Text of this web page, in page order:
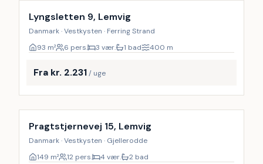
Lyngsletten 9, Lemvig
Danmark · Vestkysten · Ferring Strand
93 m² 6 pers. 3 vær. 1 bad 400 m
Fra kr. 2.231/ uge
Inkl. rengøring
Pragtstjernevej 15, Lemvig
Danmark · Vestkysten · Gjellerodde
149 m² 12 pers. 4 vær. 2 bad